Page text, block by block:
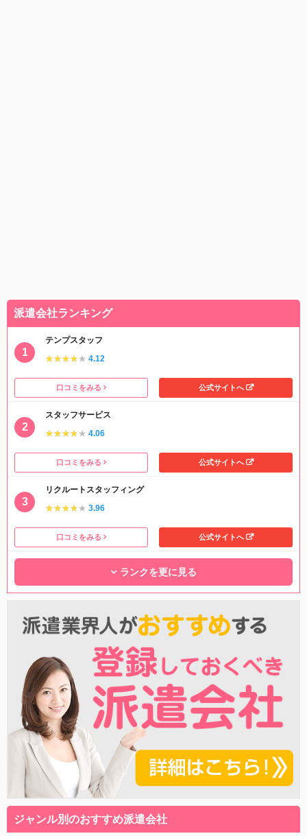
派遣会社ランキング
テンプスタッフ
★★★★★
★★★★★ 4.12
口コミをみる 公式サイトへ
スタッフサービス
★★★★★
★★★★★ 4.06
口コミをみる 公式サイトへ
リクルートスタッフィング
★★★★★
★★★★★ 3.96
口コミをみる 公式サイトへ
ランクを更に見る
ジャンル別のおすすめ派遣会社